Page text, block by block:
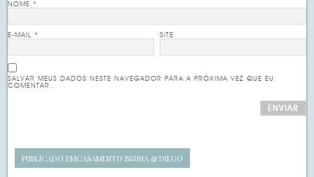
NOME*
E-MAIL* SITE
SALVAR MEUS DADOS NESTE NAVEGADOR PARA A PRÓXIMA VEZ QUE EU
COMENTAR.
PUBLICADO EMCASAMENTO BRUNA & DIEGO